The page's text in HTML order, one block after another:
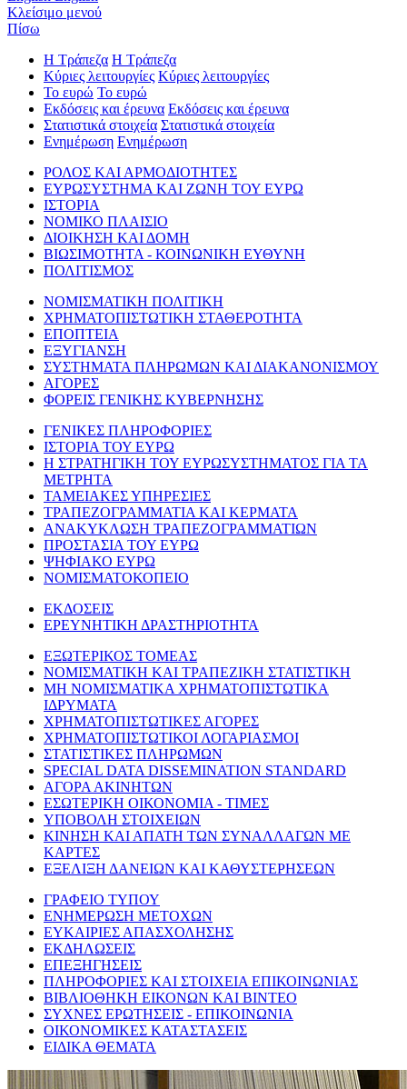
Κλείσιμο μενού
Πίσω
Η Τράπεζα Η Τράπεζα
Κύριες λειτουργίες Κύριες λειτουργίες
Το ευρώ Το ευρώ
Εκδόσεις και έρευνα Εκδόσεις και έρευνα
Στατιστικά στοιχεία Στατιστικά στοιχεία
Ενημέρωση Ενημέρωση
ΡΟΛΟΣ ΚΑΙ ΑΡΜΟΔΙΟΤΗΤΕΣ
ΕΥΡΩΣΥΣΤΗΜΑ ΚΑΙ ΖΩΝΗ ΤΟΥ ΕΥΡΩ
ΙΣΤΟΡΙΑ
ΝΟΜΙΚΟ ΠΛΑΙΣΙΟ
ΔΙΟΙΚΗΣΗ ΚΑΙ ΔΟΜΗ
ΒΙΩΣΙΜΟΤΗΤΑ - ΚΟΙΝΩΝΙΚΗ ΕΥΘΥΝΗ
ΠΟΛΙΤΙΣΜΟΣ
ΝΟΜΙΣΜΑΤΙΚΗ ΠΟΛΙΤΙΚΗ
ΧΡΗΜΑΤΟΠΙΣΤΩΤΙΚΗ ΣΤΑΘΕΡΟΤΗΤΑ
ΕΠΟΠΤΕΙΑ
ΕΞΥΓΙΑΝΣΗ
ΣΥΣΤΗΜΑΤΑ ΠΛΗΡΩΜΩΝ ΚΑΙ ΔΙΑΚΑΝΟΝΙΣΜΟΥ
ΑΓΟΡΕΣ
ΦΟΡΕΙΣ ΓΕΝΙΚΗΣ ΚΥΒΕΡΝΗΣΗΣ
ΓΕΝΙΚΕΣ ΠΛΗΡΟΦΟΡΙΕΣ
ΙΣΤΟΡΙΑ ΤΟΥ ΕΥΡΩ
Η ΣΤΡΑΤΗΓΙΚΗ ΤΟΥ ΕΥΡΩΣΥΣΤΗΜΑΤΟΣ ΓΙΑ ΤΑ
ΜΕΤΡΗΤΑ
ΤΑΜΕΙΑΚΕΣ ΥΠΗΡΕΣΙΕΣ
ΤΡΑΠΕΖΟΓΡΑΜΜΑΤΙΑ ΚΑΙ ΚΕΡΜΑΤΑ
ΑΝΑΚΥΚΛΩΣΗ ΤΡΑΠΕΖΟΓΡΑΜΜΑΤΙΩΝ
ΠΡΟΣΤΑΣΙΑ ΤΟΥ ΕΥΡΩ
ΨΗΦΙΑΚΟ ΕΥΡΩ
ΝΟΜΙΣΜΑΤΟΚΟΠΕΙΟ
ΕΚΔΟΣΕΙΣ
ΕΡΕΥΝΗΤΙΚΗ ΔΡΑΣΤΗΡΙΟΤΗΤΑ
ΕΞΩΤΕΡΙΚΟΣ ΤΟΜΕΑΣ
ΝΟΜΙΣΜΑΤΙΚΗ ΚΑΙ ΤΡΑΠΕΖΙΚΗ ΣΤΑΤΙΣΤΙΚΗ
ΜΗ ΝΟΜΙΣΜΑΤΙΚΑ ΧΡΗΜΑΤΟΠΙΣΤΩΤΙΚΑ
ΙΔΡΥΜΑΤΑ
ΧΡΗΜΑΤΟΠΙΣΤΩΤΙΚΕΣ ΑΓΟΡΕΣ
ΧΡΗΜΑΤΟΠΙΣΤΩΤΙΚΟΙ ΛΟΓΑΡΙΑΣΜΟΙ
ΣΤΑΤΙΣΤΙΚΕΣ ΠΛΗΡΩΜΩΝ
SPECIAL DATA DISSEMINATION STANDARD
ΑΓΟΡΑ ΑΚΙΝΗΤΩΝ
ΕΣΩΤΕΡΙΚΗ ΟΙΚΟΝΟΜΙΑ - ΤΙΜΕΣ
ΥΠΟΒΟΛΗ ΣΤΟΙΧΕΙΩΝ
ΚΙΝΗΣΗ ΚΑΙ ΑΠΑΤΗ ΤΩΝ ΣΥΝΑΛΛΑΓΩΝ ΜΕ
ΚΑΡΤΕΣ
ΕΞΕΛΙΞΗ ΔΑΝΕΙΩΝ ΚΑΙ ΚΑΘΥΣΤΕΡΗΣΕΩΝ
ΓΡΑΦΕΙΟ ΤΥΠΟΥ
ΕΝΗΜΕΡΩΣΗ ΜΕΤΟΧΩΝ
ΕΥΚΑΙΡΙΕΣ ΑΠΑΣΧΟΛΗΣΗΣ
ΕΚΔΗΛΩΣΕΙΣ
ΕΠΕΞΗΓΗΣΕΙΣ
ΠΛΗΡΟΦΟΡΙΕΣ ΚΑΙ ΣΤΟΙΧΕΙΑ ΕΠΙΚΟΙΝΩΝΙΑΣ
ΒΙΒΛΙΟΘΗΚΗ ΕΙΚΟΝΩΝ ΚΑΙ ΒΙΝΤΕΟ
ΣΥΧΝΕΣ ΕΡΩΤΗΣΕΙΣ - ΕΠΙΚΟΙΝΩΝΙΑ
ΟΙΚΟΝΟΜΙΚΕΣ ΚΑΤΑΣΤΑΣΕΙΣ
ΕΙΔΙΚΑ ΘΕΜΑΤΑ